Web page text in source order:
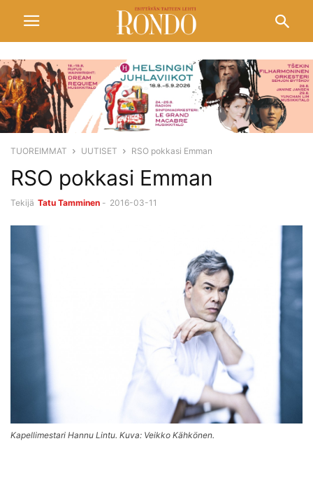
TUOREIMMAT UUTISET RSO pokkasi Emman
RSO pokkasi Emman
Tekijä Tatu Tamminen - 2016-03-11
Kapellimestari Hannu Lintu. Kuva: Veikko Kähkönen.